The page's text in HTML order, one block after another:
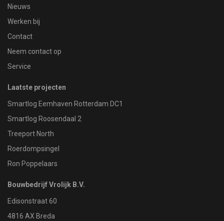
Nieuws
Werken bij
Contact
Neem contact op
Service
Laatste projecten
Smartlog Eemhaven Rotterdam DC1
Smartlog Roosendaal 2
Treeport North
Roerdompsingel
Ron Poppelaars
Bouwbedrijf Vrolijk B.V.
Edisonstraat 60
4816 AX Breda